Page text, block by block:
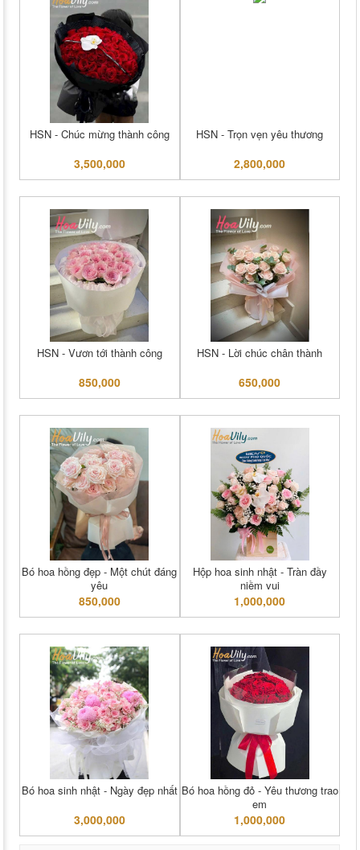
HSN - Chúc mừng thành công
3,500,000
HSN - Trọn vẹn yêu thương
2,800,000
HSN - Vươn tới thành công
850,000
HSN - Lời chúc chân thành
650,000
Bó hoa hồng đẹp - Một chút đáng
yêu
850,000
Hộp hoa sinh nhật - Tràn đầy
niềm vui
1,000,000
Bó hoa sinh nhật - Ngày đẹp nhất
3,000,000
Bó hoa hồng đỏ - Yêu thương trao
em
1,000,000